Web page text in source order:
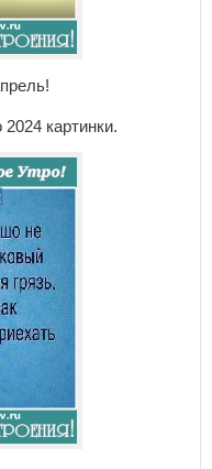
картинки.